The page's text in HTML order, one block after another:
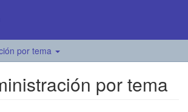
por tema
por tema